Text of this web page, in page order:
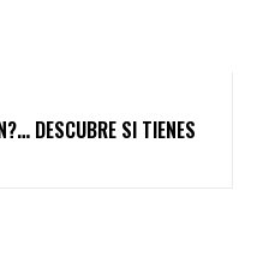
DESCUBRE SI TIENES